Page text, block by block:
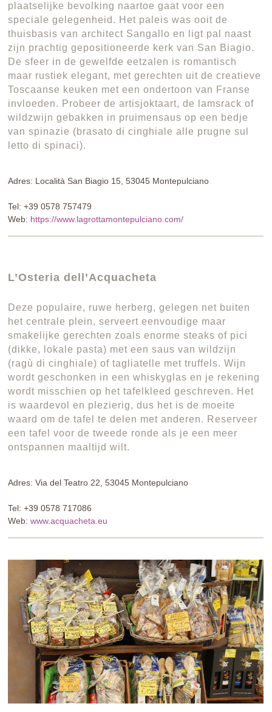
plaatselijke bevolking naartoe gaat voor een
speciale gelegenheid. Het paleis was ooit de
thuisbasis van architect Sangallo en ligt pal naast
zijn prachtig gepositioneerde kerk van San Biagio.
De sfeer in de gewelfde eetzalen is romantisch
maar rustiek elegant, met gerechten uit de creatieve
Toscaanse keuken met een ondertoon van Franse
invloeden. Probeer de artisjoktaart, de lamsrack of
wildzwijn gebakken in pruimensaus op een bedje
van spinazie (brasato di cinghiale alle prugne sul
letto di spinaci).
Adres: Località San Biagio 15, 53045 Montepulciano
Tel: +39 0578 757479
Web: https://www.lagrottamontepulciano.com/
L’Osteria dell’Acquacheta
Deze populaire, ruwe herberg, gelegen net buiten
het centrale plein, serveert eenvoudige maar
smakelijke gerechten zoals enorme steaks of pici
(dikke, lokale pasta) met een saus van wildzijn
(ragù di cinghiale) of tagliatelle met truffels. Wijn
wordt geschonken in een whiskyglas en je rekening
wordt misschien op het tafelkleed geschreven. Het
is waardevol en plezierig, dus het is de moeite
waard om de tafel te delen met anderen. Reserveer
een tafel voor de tweede ronde als je een meer
ontspannen maaltijd wilt.
Adres: Via del Teatro 22, 53045 Montepulciano
Tel: +39 0578 717086
Web:www.acquacheta.eu